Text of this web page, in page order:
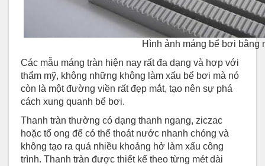
Hình ảnh máng bể bơi bằng
Các mẫu máng tràn hiện nay rất đa dạng và hợp với
thẩm mỹ, không những không làm xấu bể bơi mà nó
còn là một đường viền rất đẹp mắt, tạo nên sự phá
cách xung quanh bể bơi.
Thanh tràn thường có dạng thanh ngang, ziczac
hoặc tổ ong để có thể thoát nước nhanh chóng và
không tạo ra quá nhiều khoảng hở làm xấu công
trình. Thanh tràn được thiết kế theo từng mét dài